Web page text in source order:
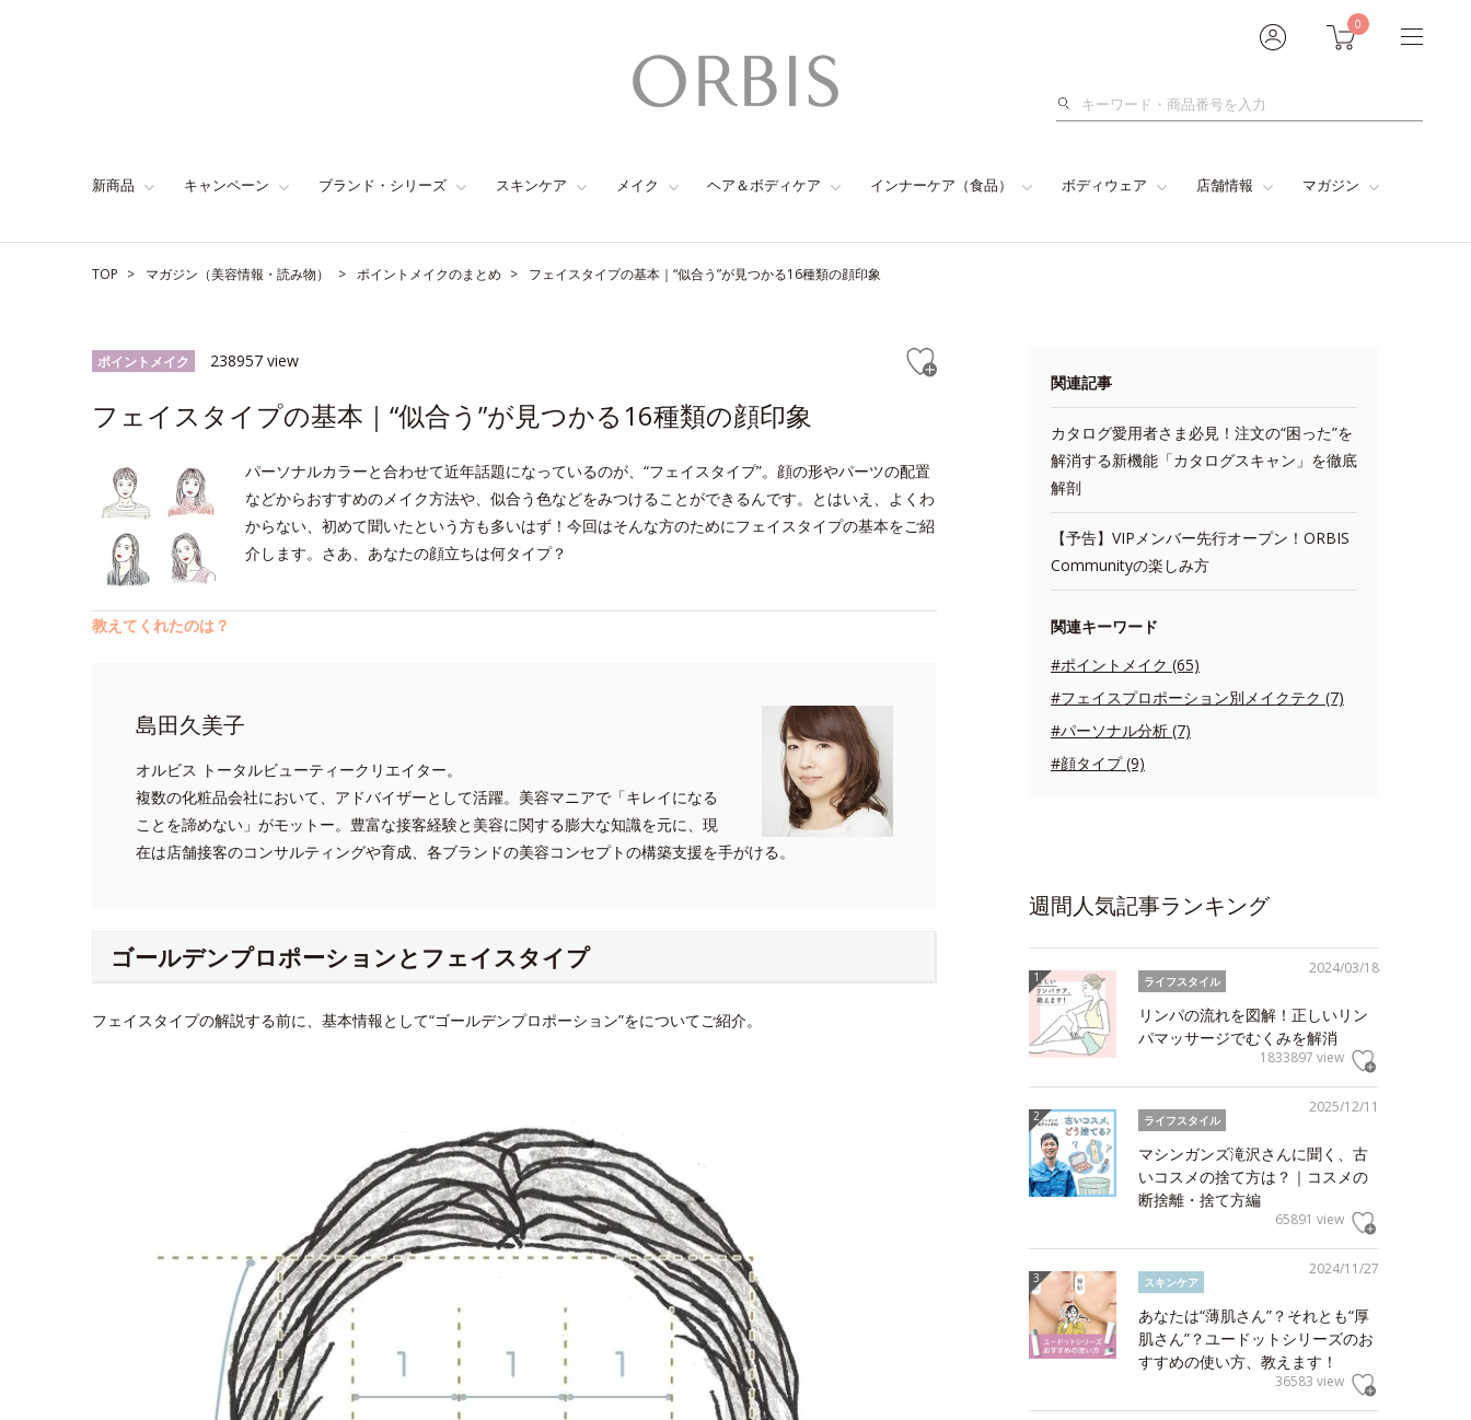
0
検
新商品 キャンペーン ブランド・シリーズ スキンケア メイク ヘア＆ボディケア インナーケア（食品） ボディウェア 店舗情報 マガジン
TOP マガジン（美容情報・読み物） ポイントメイクのまとめ フェイスタイプの基本｜“似合う”が見つかる16種類の顔印象
ポイントメイク 238957 view
フェイスタイプの基本｜“似合う”が見つかる16種類の顔印象
パーソナルカラーと合わせて近年話題になっているのが、“フェイスタイプ”。顔の形やパーツの配置
などからおすすめのメイク方法や、似合う色などをみつけることができるんです。とはいえ、よくわ
からない、初めて聞いたという方も多いはず！今回はそんな方のためにフェイスタイプの基本をご紹
介します。さあ、あなたの顔立ちは何タイプ？
教えてくれたのは？
島田久美子
オルビス トータルビューティークリエイター。
複数の化粧品会社において、アドバイザーとして活躍。美容マニアで「キレイになる
ことを諦めない」がモットー。豊富な接客経験と美容に関する膨大な知識を元に、現
在は店舗接客のコンサルティングや育成、各ブランドの美容コンセプトの構築支援を手がける。
ゴールデンプロポーションとフェイスタイプ
フェイスタイプの解説する前に、基本情報として“ゴールデンプロポーション”をについてご紹介。
関連記事
カタログ愛用者さま必見！注文の“困った”を
解消する新機能「カタログスキャン」を徹底
解剖
【予告】VIPメンバー先行オープン！ORBIS
Communityの楽しみ方
関連キーワード
#ポイントメイク (65)
#フェイスプロポーション別メイクテク (7)
#パーソナル分析 (7)
#顔タイプ (9)
週間人気記事ランキング
2024/03/18
ライフスタイル
リンパの流れを図解！正しいリン
パマッサージでむくみを解消
1833897 view
2025/12/11
ライフスタイル
マシンガンズ滝沢さんに聞く、古
いコスメの捨て方は？｜コスメの
断捨離・捨て方編
65891 view
2024/11/27
スキンケア
あなたは“薄肌さん”？それとも“厚
肌さん”？ユードットシリーズのお
すすめの使い方、教えます！
36583 view